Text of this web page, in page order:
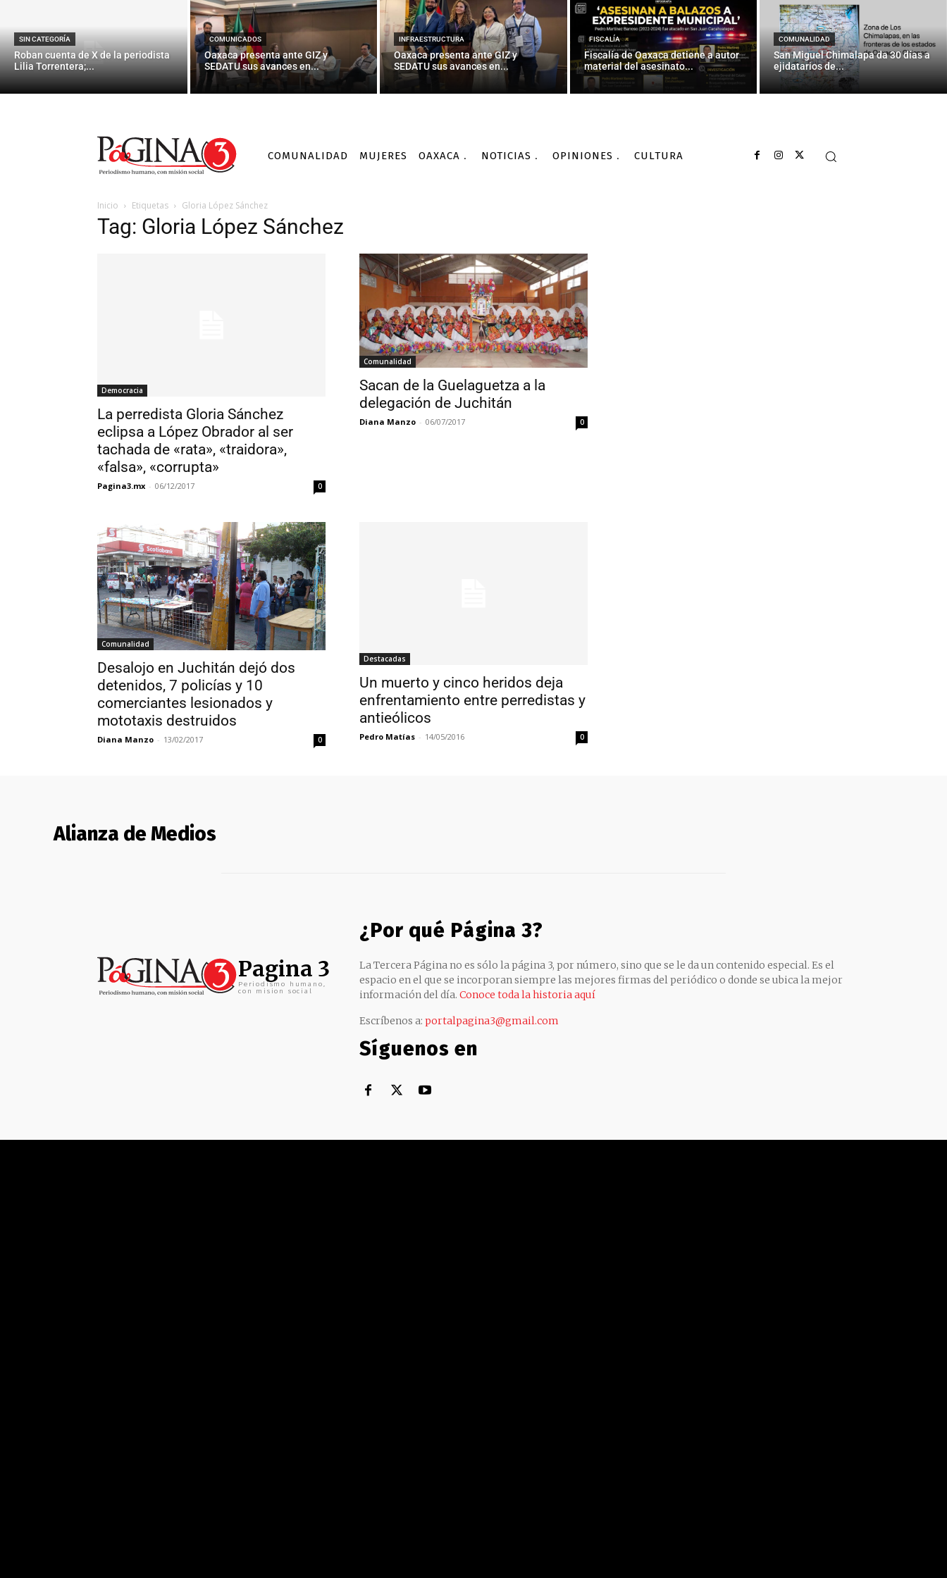
SIN CATEGORÍA
Roban cuenta de X de la periodista
Lilia Torrentera;...
COMUNICADOS
Oaxaca presenta ante GIZ y
SEDATU sus avances en...
INFRAESTRUCTURA
Oaxaca presenta ante GIZ y
SEDATU sus avances en...
FISCALÍA
Fiscalía de Oaxaca detiene a autor
material del asesinato...
COMUNALIDAD
San Miguel Chimalapa da 30 días a
ejidatarios de...
COMUNALIDAD MUJERES OAXACA NOTICIAS OPINIONES CULTURA
Inicio Etiquetas Gloria López Sánchez
Tag: Gloria López Sánchez
Democracia
La perredista Gloria Sánchez
eclipsa a López Obrador al ser
tachada de «rata», «traidora»,
«falsa», «corrupta»
Pagina3.mx - 06/12/2017 0
Comunalidad
Sacan de la Guelaguetza a la
delegación de Juchitán
Diana Manzo - 06/07/2017 0
Comunalidad
Desalojo en Juchitán dejó dos
detenidos, 7 policías y 10
comerciantes lesionados y
mototaxis destruidos
Diana Manzo - 13/02/2017 0
Destacadas
Un muerto y cinco heridos deja
enfrentamiento entre perredistas y
antieólicos
Pedro Matías - 14/05/2016 0
Alianza de Medios
Pagina 3
Periodismo humano,
con mision social
¿Por qué Página 3?
La Tercera Página no es sólo la página 3, por número, sino que se le da un contenido especial. Es el
espacio en el que se incorporan siempre las mejores firmas del periódico o donde se ubica la mejor
información del día. Conoce toda la historia aquí
Escríbenos a: portalpagina3@gmail.com
Síguenos en